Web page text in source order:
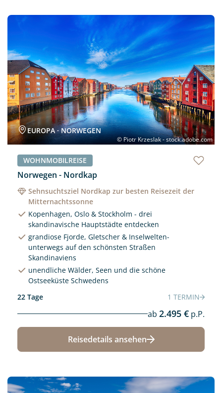
© Piotr Krzeslak - stock.adobe.com
EUROPA · NORWEGEN
WOHNMOBILREISE
Norwegen - Nordkap
Sehnsuchtsziel Nordkap zur besten Reisezeit der
Mitternachtssonne
Kopenhagen, Oslo & Stockholm - drei
skandinavische Hauptstädte entdecken
grandiose Fjorde, Gletscher & Inselwelten-
unterwegs auf den schönsten Straßen
Skandinaviens
unendliche Wälder, Seen und die schöne
Ostseeküste Schwedens
22 Tage
1 TERMIN
ab 2.495 € p.P.
Reisedetails ansehen